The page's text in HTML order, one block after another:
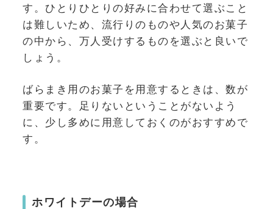
す。ひとりひとりの好みに合わせて選ぶこと
は難しいため、流行りのものや人気のお菓子
の中から、万人受けするものを選ぶと良いで
しょう。
ばらまき用のお菓子を用意するときは、数が
重要です。足りないということがないよう
に、少し多めに用意しておくのがおすすめで
す。
ホワイトデーの場合